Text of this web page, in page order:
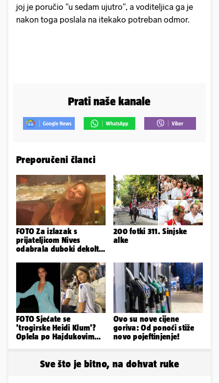
joj je poručio "u sedam ujutro", a voditeljica ga je
nakon toga poslala na itekako potreban odmor.
Prati naše kanale
Preporučeni članci
FOTO Za izlazak s
prijateljicom Nives
odabrala duboki dekolte
200 fotki 311. Sinjske
alke
FOTO Sjećate se
'trogirske Heidi Klum'?
Oplela po Hajdukovim
Ovo su nove cijene
goriva: Od ponoći stiže
novo pojeftinjenje!
Sve što je bitno, na dohvat ruke